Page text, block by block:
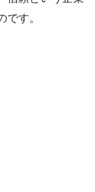
す。